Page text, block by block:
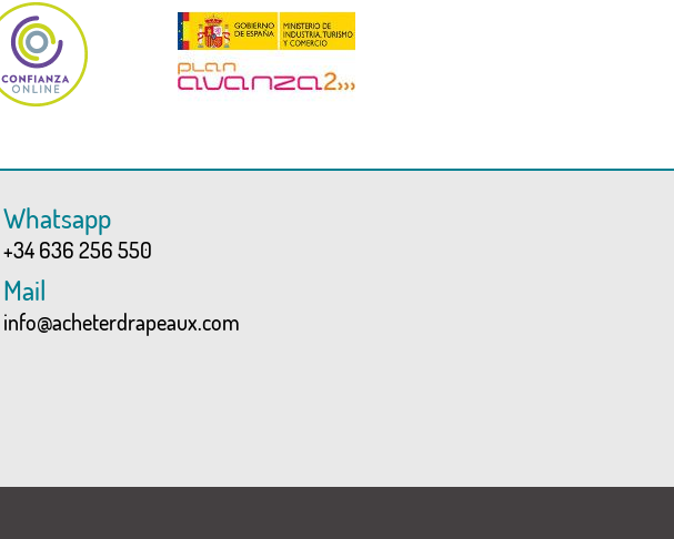
Whatsapp
+34 636 256 550
Mail
info@acheterdrapeaux.com